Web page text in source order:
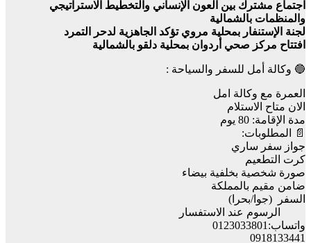
اجتماع مشترك بين العون الإنساني والتخطيط الاستراتيجي
والمنظمات بالشمالية
لجنة الإستنفار بمحلية مروي تؤكد الجاهزية لدحر التمرد
افتتاح مركز صحي أردوان بمحلية دلقو بالشمالية
🔵 وكالة أمل للسفر والسياحة :
العمرة مع وكالة امل
الان متاح الاستلام
مدة الإقامة: 80 يوم
📄 المطلوبات:
جواز سفر ساري
كرت التطعيم
صورة شخصية بخلفية بيضاء
ضامن مقيم بالمملكة
السفر (جوا/بحرا)
الرسوم عند الاستفسار
واتساب:0123033801
0918133441